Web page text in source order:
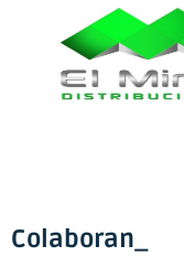
Colaboran_